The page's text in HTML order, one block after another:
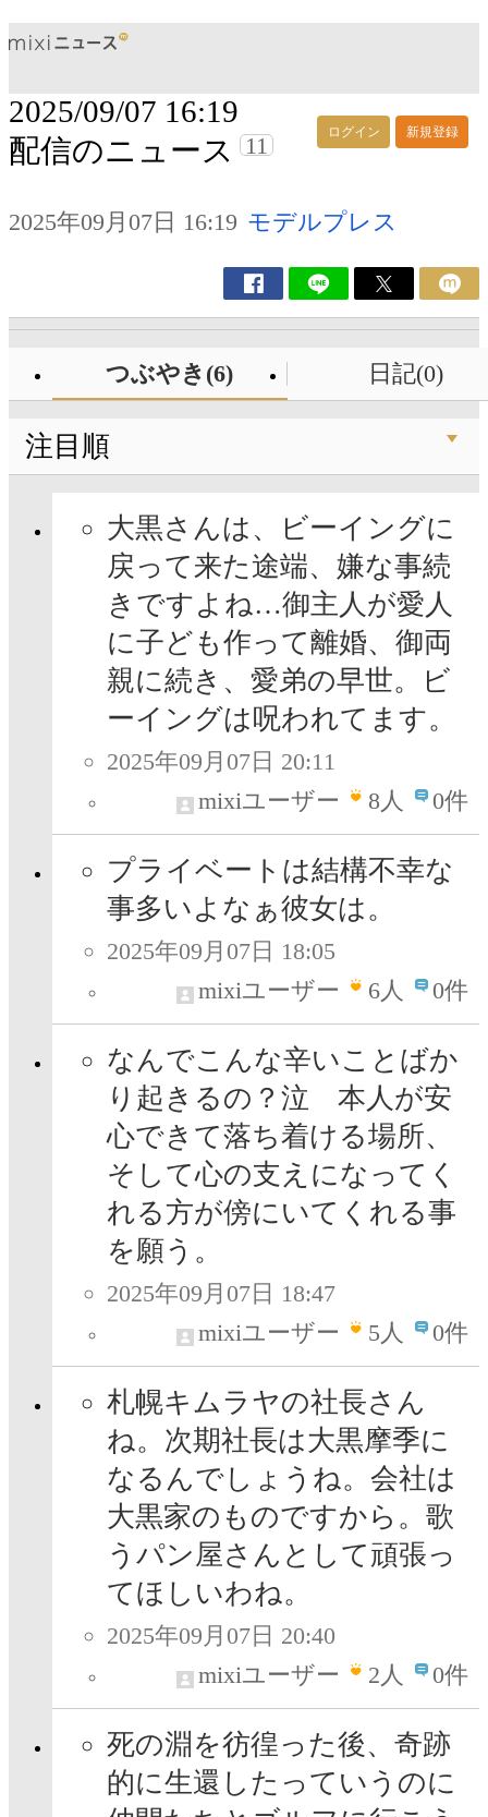
ログイン 新規登録
2025/09/07 16:19
配信のニュース
11
2025年09月07日 16:19 モデルプレス
つぶやき(6) 日記(0)
注目順
大黒さんは、ビーイングに
戻って来た途端、嫌な事続
きですよね…御主人が愛人
に子ども作って離婚、御両
親に続き、愛弟の早世。ビ
ーイングは呪われてます。
2025年09月07日 20:11
mixiユーザー
8人 0件
プライベートは結構不幸な
事多いよなぁ彼女は。
2025年09月07日 18:05
mixiユーザー
6人 0件
なんでこんな辛いことばか
り起きるの？泣 本人が安
心できて落ち着ける場所、
そして心の支えになってく
れる方が傍にいてくれる事
を願う。
2025年09月07日 18:47
mixiユーザー
5人 0件
札幌キムラヤの社長さん
ね。次期社長は大黒摩季に
なるんでしょうね。会社は
大黒家のものですから。歌
うパン屋さんとして頑張っ
てほしいわね。
2025年09月07日 20:40
mixiユーザー
2人 0件
死の淵を彷徨った後、奇跡
的に生還したっていうのに